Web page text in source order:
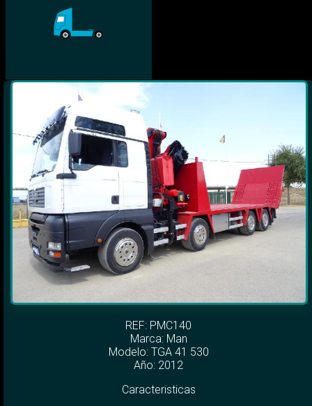
REF: PMC140
Marca: Man
Modelo: TGA 41 530
Año: 2012
Caracteristicas